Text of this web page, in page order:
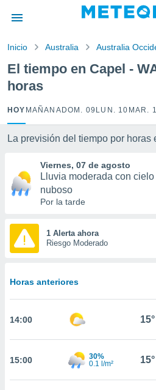
por
para
la
calidad.
a este
las
y
forma
contenido
coste.
botón
a la
la
ACEPTAR
CONTINUAR
Inicio Australia Australia
El tiempo en Capel -
horas
HOY MAÑANA DOM. 09 LUN. 10 MAR.
La previsión del tiempo por horas
Viernes, 07 de agosto
Lluvia moderada con
nuboso
Por la tarde
1 Alerta ahora
Riesgo Moderado
Horas anteriores
14:00 15°
15:00
30%
0.1 l/m²
15°